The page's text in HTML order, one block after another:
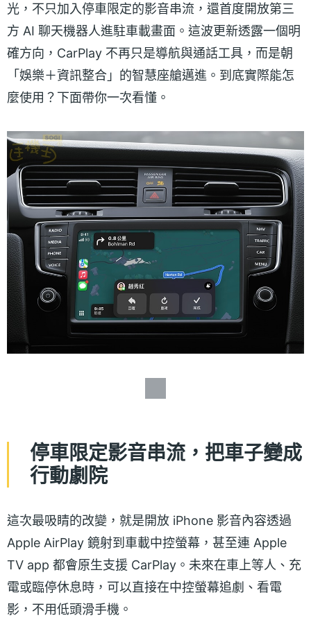
光，不只加入停車限定的影音串流，還首度開放第三
方 AI 聊天機器人進駐車載畫面。這波更新透露一個明
確方向，CarPlay 不再只是導航與通話工具，而是朝
「娛樂＋資訊整合」的智慧座艙邁進。到底實際能怎
麼使用？下面帶你一次看懂。
停車限定影音串流，把車子變成
行動劇院
這次最吸睛的改變，就是開放 iPhone 影音內容透過
Apple AirPlay 鏡射到車載中控螢幕，甚至連 Apple
TV app 都會原生支援 CarPlay。未來在車上等人、充
電或臨停休息時，可以直接在中控螢幕追劇、看電
影，不用低頭滑手機。